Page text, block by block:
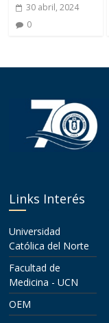
30 abril, 2024
0
Links Interés
Universidad
Católica del Norte
Facultad de
Medicina - UCN
OEM